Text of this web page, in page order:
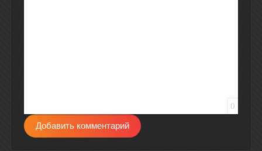
0
Добавить комментарий